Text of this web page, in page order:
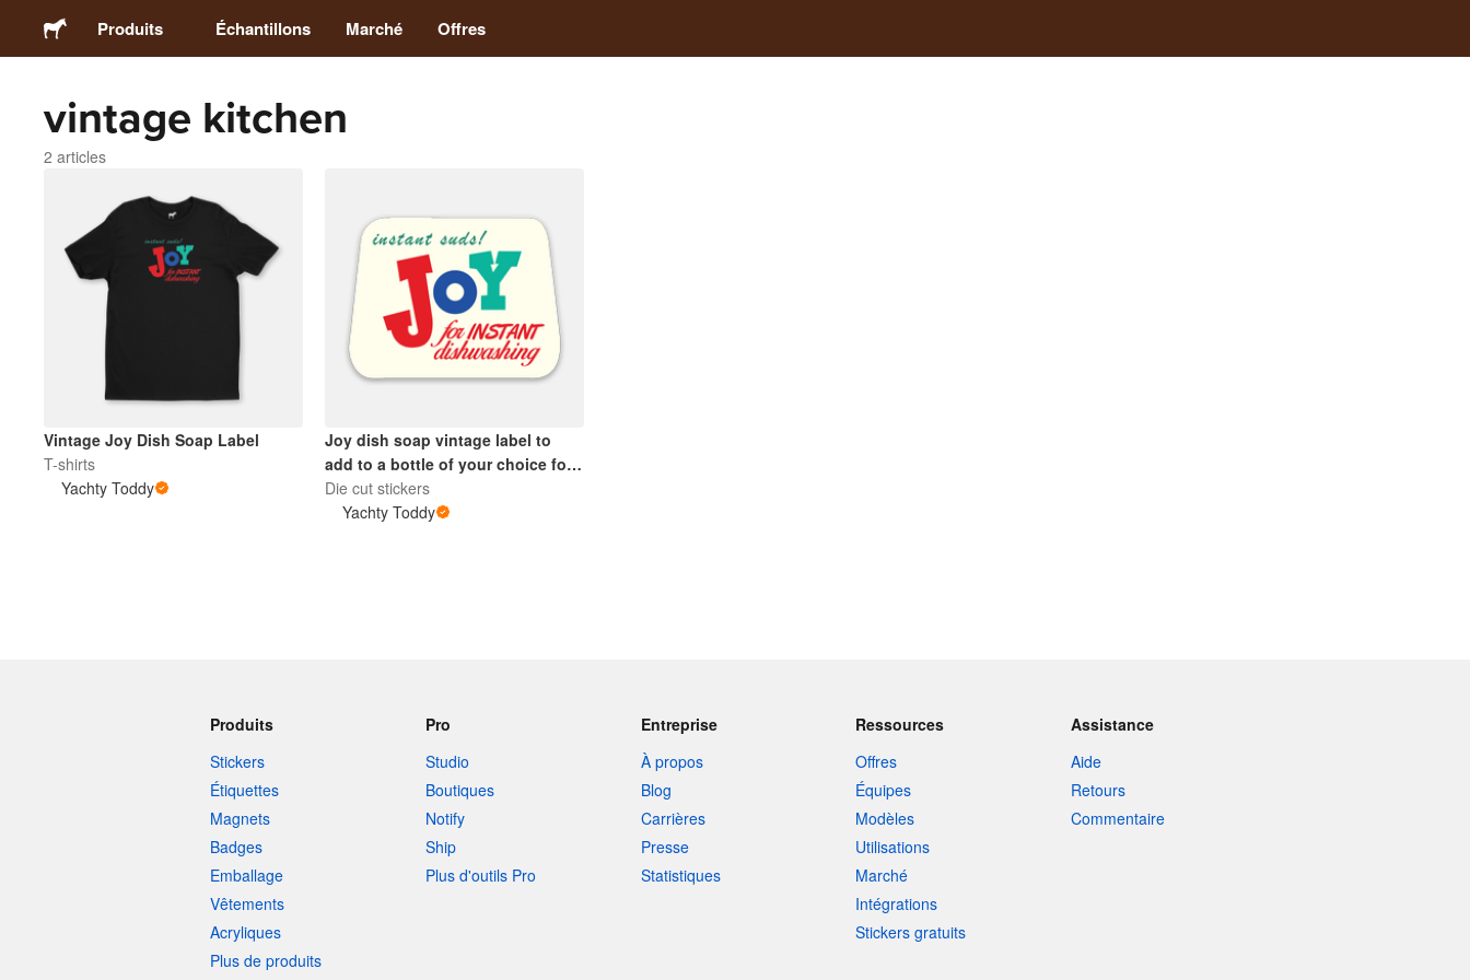
Produits
Stickers
Magnets
Acryliques
Échantillons Marché Offres
vintage kitchen
2 articles
Vintage Joy Dish Soap Label
T-shirts
Yachty Toddy
Joy dish soap vintage label to
add to a bottle of your choice for
authentic retro kitchen sink
Die cut stickers
Yachty Toddy
Produits
Stickers
Étiquettes
Magnets
Badges
Emballage
Vêtements
Acryliques
Plus de produits
Pro
Studio
Boutiques
Notify
Ship
Plus d'outils Pro
Entreprise
À propos
Blog
Carrières
Presse
Statistiques
Ressources
Offres
Équipes
Modèles
Utilisations
Marché
Intégrations
Stickers gratuits
Assistance
Aide
Retours
Commentaire